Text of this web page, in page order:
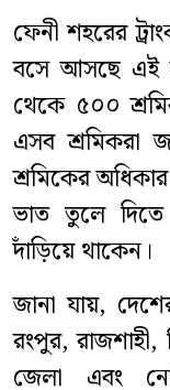
ফেনী শহরের
বসে আসছে এই
থেকে ৫০০
এসব শ্রমিকরা
শ্রমিকের
ভাত তুলে দিতে
দাঁড়িয়ে থাকেন।
জানা যায়,
রংপুর, রাজশাহী,
জেলা এবং